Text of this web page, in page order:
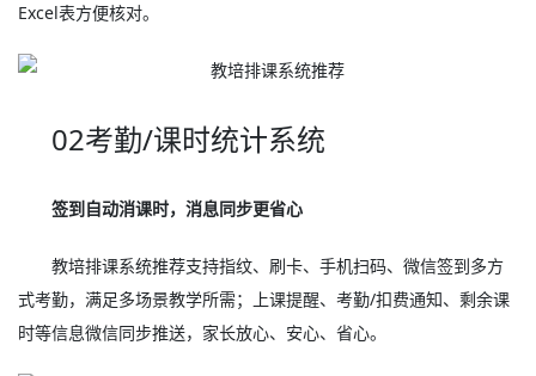
Excel表方便核对。
02考勤/课时统计系统
签到自动消课时，消息同步更省心
教培排课系统推荐支持指纹、刷卡、手机扫码、微信签到多方
式考勤，满足多场景教学所需；上课提醒、考勤/扣费通知、剩余课
时等信息微信同步推送，家长放心、安心、省心。